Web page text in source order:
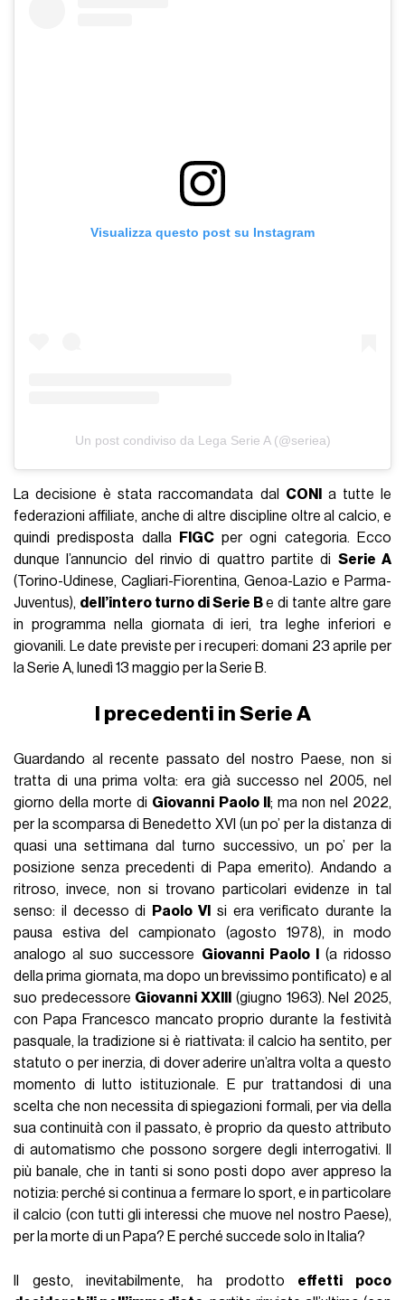
Visualizza questo post su Instagram
Un post condiviso da Lega Serie A (@seriea)
La decisione è stata raccomandata dal CONI
a tutte le
federazioni affiliate, anche di altre discipline oltre al calcio, e
quindi predisposta dalla
FIGCper ogni categoria. Ecco
dunque l’annuncio del rinvio di quattro partite di Serie A
(Torino-Udinese, Cagliari-Fiorentina, Genoa-Lazio e Parma-
Juventus), dell’intero turno di Serie Be di tante altre gare
in programma nella giornata di ieri, tra leghe inferiori e
giovanili. Le date previste per i recuperi: domani 23 aprile per
la Serie A, lunedì 13 maggio per la Serie B.
I precedenti in Serie A
Guardando al recente passato del nostro Paese, non si
tratta di una prima volta: era già successo nel 2005, nel
giorno della morte di Giovanni Paolo II ; ma non nel 2022,
per la scomparsa di Benedetto XVI (un po’ per la distanza di
quasi una settimana dal turno successivo, un po’ per la
posizione senza precedenti di Papa emerito). Andando a
ritroso, invece, non si trovano particolari evidenze in tal
senso: il decesso di
Paolo VI
si era verificato durante la
pausa estiva del campionato (agosto 1978), in modo
analogo al suo successore Giovanni Paolo I
(a ridosso
della prima giornata, ma dopo un brevissimo pontificato) e al
suo predecessore Giovanni XXIII
(giugno 1963). Nel 2025,
con Papa Francesco mancato proprio durante la festività
pasquale, la tradizione si è riattivata: il calcio ha sentito, per
statuto o per inerzia, di dover aderire un’altra volta a questo
momento di lutto istituzionale. E pur trattandosi di una
scelta che non necessita di spiegazioni formali, per via della
sua continuità con il passato, è proprio da questo attributo
di automatismo che possono sorgere degli interrogativi. Il
più banale, che in tanti si sono posti dopo aver appreso la
notizia: perché si continua a fermare lo sport, e in particolare
il calcio (con tutti gli interessi che muove nel nostro Paese),
per la morte di un Papa? E perché succede solo in Italia?
Il gesto, inevitabilmente, ha prodotto effetti poco